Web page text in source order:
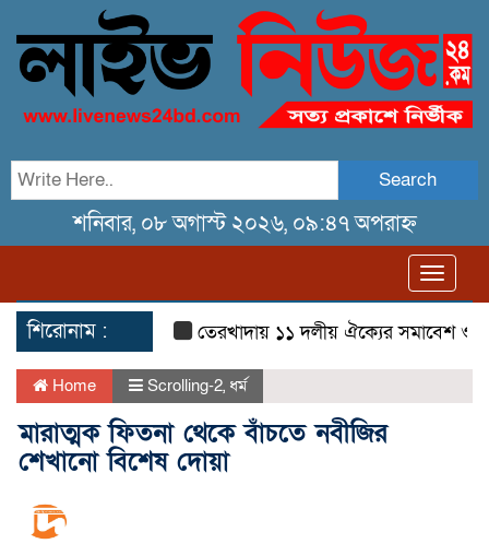
Search
শনিবার, ০৮ অগাস্ট ২০২৬, ০৯:৪৭ অপরাহ্ন
শিরোনাম : তেরখাদায় ১১ দলীয় ঐক্যের সমাবেশ ও গণ
Home Scrolling-2, ধর্ম
মারাত্মক ফিতনা থেকে বাঁচতে নবীজির
শেখানো বিশেষ দোয়া